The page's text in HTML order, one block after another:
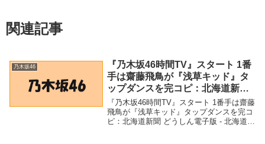
関連記事
乃木坂46
『乃木坂46時間TV』スタート 1番
手は齋藤飛鳥が『浅草キッド』タ
ップダンスを完コピ：北海道新聞
どうしん電子版 – 北海道新聞
『乃木坂46時間TV』スタート 1番手は齋藤
飛鳥が『浅草キッド』タップダンスを完コ
ピ：北海道新聞 どうしん電子版 - 北海道新